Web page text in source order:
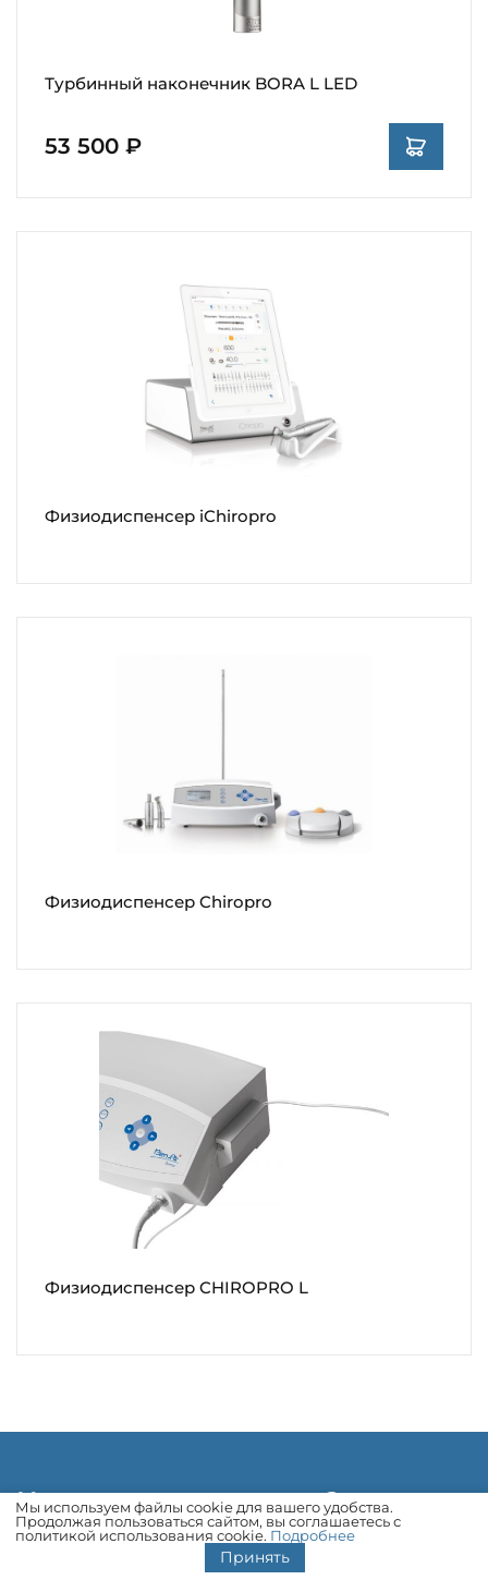
Турбинный наконечник BORA L LED
53 500 ₽
Физиодиспенсер iChiropro
Физиодиспенсер Chiropro
Физиодиспенсер CHIROPRO L
Не нашли, что искали?
Поможем с выбором, ответим на все вопросы,
Мы используем файлы cookie для вашего удобства.
Продолжая пользоваться сайтом, вы соглашаетесь с
политикой использования cookie. Подробнее
Принять